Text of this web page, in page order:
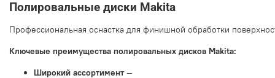
Полировальные диски Makita
Профессиональная оснастка для финишной обработки
Ключевые преимущества полировальных дисков Makita:
Широкий ассортимент —